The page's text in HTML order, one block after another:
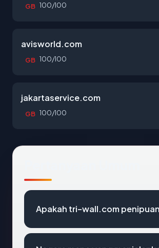
GB 100/100
avisworld.com
GB 100/100
jakartaservice.com
GB 100/100
Apakah tri-wall.com